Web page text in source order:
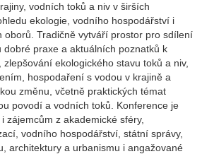
vodních toků a niv v širších
ekologie, vodního hospodářství i
oborů. Tradičně vytváří prostor pro sdílení
dobré praxe a aktuálních poznatků k
ekologického stavu toků a niv,
hospodaření s vodou v krajině a
změnu, včetně praktických témat
povodí a vodních toků. Konference je
zájemcům z akademické sféry,
vodního hospodářství, státní správy,
architektury a urbanismu i angažované